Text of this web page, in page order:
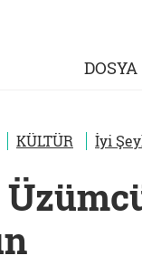
DOSYA
KÜLTÜR İyi